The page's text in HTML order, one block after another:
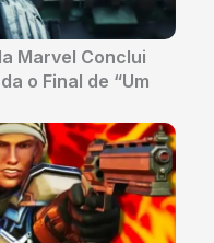
Marvel Conclui
o Final de “Um